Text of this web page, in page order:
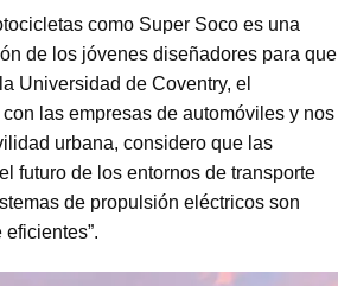
como Super Soco es una
de los jóvenes diseñadores para que
Universidad de Coventry, el
las empresas de automóviles y nos
urbana, considero que las
futuro de los entornos de transporte
de propulsión eléctricos son